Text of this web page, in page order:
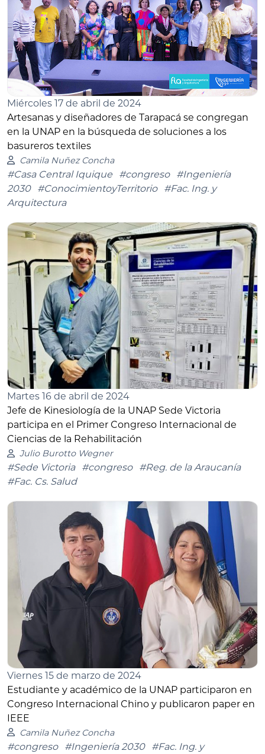
Miércoles 17 de abril de 2024
Artesanas y diseñadores de Tarapacá se congregan
en la UNAP en la búsqueda de soluciones a los
basureros textiles
Camila Nuñez Concha
#Casa Central Iquique #congreso
#Ingeniería
2030
#ConocimientoyTerritorio
#Fac. Ing. y
Arquitectura
Martes 16 de abril de 2024
Jefe de Kinesiología de la UNAP Sede Victoria
participa en el Primer Congreso Internacional de
Ciencias de la Rehabilitación
Julio Burotto Wegner
#Sede Victoria #congreso
#Reg. de la Araucanía
#Fac. Cs. Salud
Viernes 15 de marzo de 2024
Estudiante y académico de la UNAP participaron en
Congreso Internacional Chino y publicaron paper en
IEEE
Camila Nuñez Concha
#congreso #Ingeniería 2030
#Fac. Ing. y